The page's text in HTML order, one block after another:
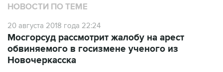
20 августа 2018 года 22:24
обвиняемого в госизмене ученого из
Новочеркасска
28 июля 2018 года 11:32